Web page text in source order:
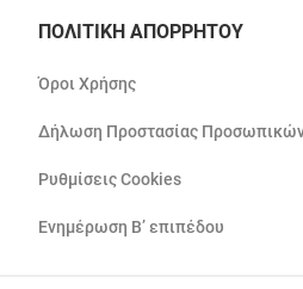
ΠΟΛΙΤΙΚΗ ΑΠΟΡΡΗΤΟΥ
Όροι Χρήσης
Δήλωση Προστασίας
Ρυθμίσεις Cookies
Ενημέρωση Β’ επιπέδου